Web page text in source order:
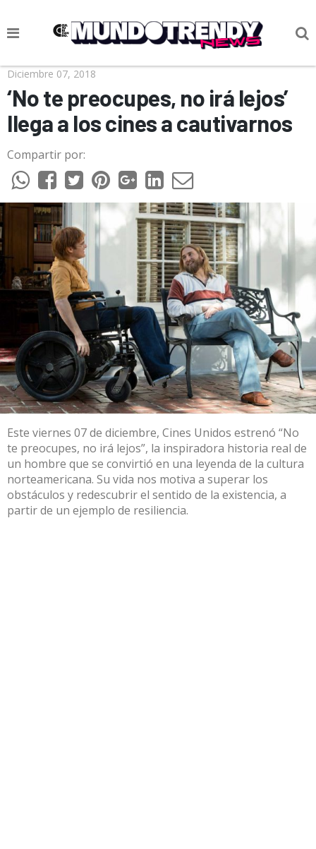
NOTICIAS
CULTURA POP
CIENCIA Y TECNOLOGÍA
VIDA
SOCIEDAD
CULTURIZANDO.COM
Diciembre 07, 2018
‘No te preocupes, no irá lejos’
llega a los cines a cautivarnos
Compartir por:
Este viernes 07 de diciembre, Cines Unidos estrenó “No
te preocupes, no irá lejos”, la inspiradora historia real de
un hombre que se convirtió en una leyenda de la cultura
norteamericana. Su vida nos motiva a superar los
obstáculos y redescubrir el sentido de la existencia, a
partir de un ejemplo de resiliencia.